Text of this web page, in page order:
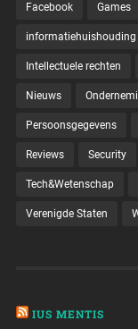
Facebook Games
informatiehuishouding
Intellectuele rechten
Nieuws
Persoonsgegevens
Reviews Security
Tech&Wetenschap
Verenigde Staten
IUS MENTIS